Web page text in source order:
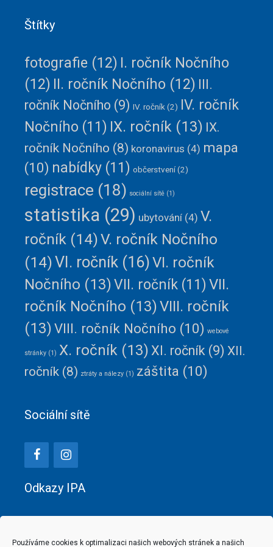
Používáme cookies k optimalizaci našich webových stránek a našich
Štítky
fotografie (12) I. ročník Nočního
(12) II. ročník Nočního (12)
III.
ročník Nočního (9) IV. ročník(2)
IV. ročník
Nočního (11) IX. ročník (13) IX.
ročník Nočního (8) koronavirus (4) mapa
(10) nabídky (11) občerstvení(2)
registrace (18) sociální sítě (1)
statistika (29) ubytování (4) V.
ročník (14)V. ročník Nočního
(14)VI. ročník (16)VI. ročník
Nočního (13)VII. ročník (11) VII.
ročník Nočního (13)VIII. ročník
(13)VIII. ročník Nočního (10) webové
stránky (1) X. ročník (13) XI. ročník (9) XII.
ročník (8) ztráty a nálezy (1) záštita (10)
Sociální sítě
Odkazy IPA
IPA - územní skupina č. 206Hranice